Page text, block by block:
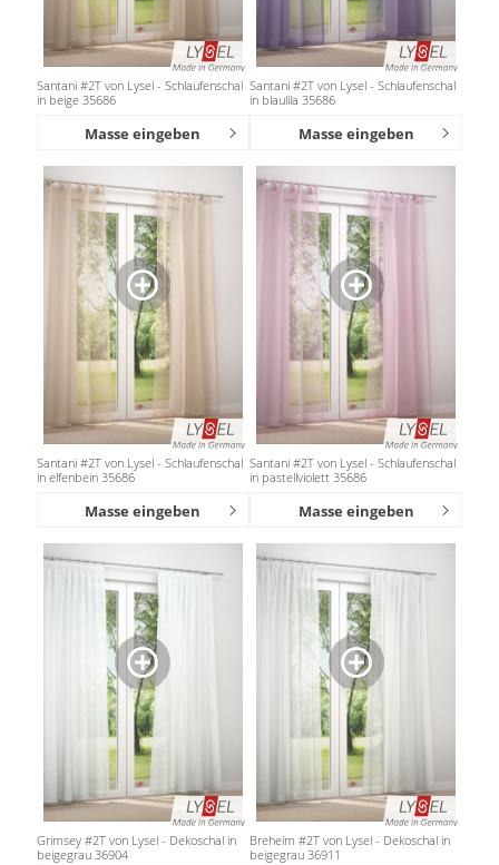
Santani #2T von Lysel - Schlaufenschal
in beige 35686
Masse eingeben
Santani #2T von Lysel - Schlaufenschal
in blaulila 35686
Masse eingeben
Santani #2T von Lysel - Schlaufenschal
in elfenbein 35686
Masse eingeben
Santani #2T von Lysel - Schlaufenschal
in pastellviolett 35686
Masse eingeben
Grimsey #2T von Lysel - Dekoschal in
beigegrau 36904
Breheim #2T von Lysel - Dekoschal in
beigegrau 36911